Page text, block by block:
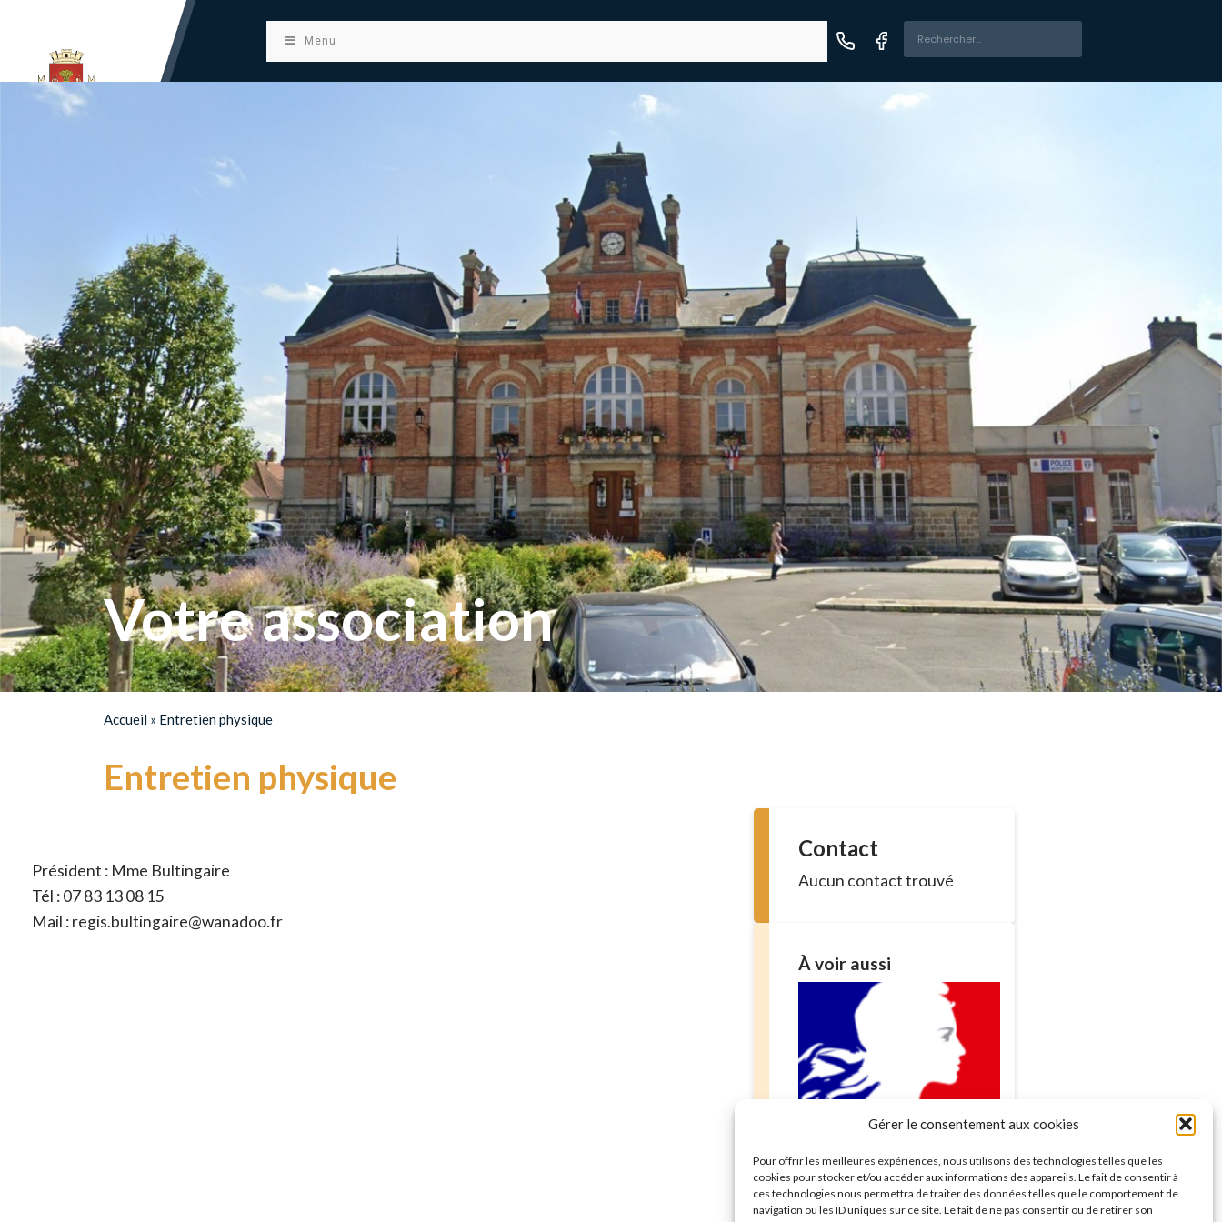
Gérer le consentement aux cookies
Pour offrir les meilleures expériences, nous utilisons des technologies telles que les
cookies pour stocker et/ou accéder aux informations des appareils. Le fait de consentir à
ces technologies nous permettra de traiter des données telles que le comportement de
navigation ou les ID uniques sur ce site. Le fait de ne pas consentir ou de retirer son
Menu
Votre association
Accueil » Entretien physique
Entretien physique
Président : Mme Bultingaire
Tél : 07 83 13 08 15
Mail : regis.bultingaire@wanadoo.fr
Contact
Aucun contact trouvé
À voir aussi
municipal
En savoir plus >